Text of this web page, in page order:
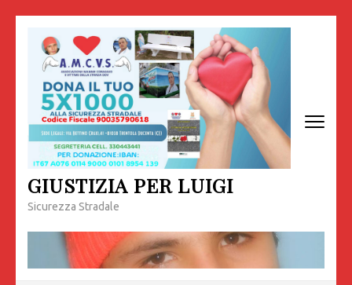
contenuto
(premi
invio)
GIUSTIZIA PER LUIGI
Sicurezza Stradale